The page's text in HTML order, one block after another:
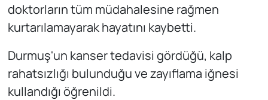
doktorların tüm müdahalesine rağmen
kurtarılamayarak hayatını kaybetti.
Durmuş'un kanser tedavisi gördüğü, kalp
rahatsızlığı bulunduğu ve zayıflama iğnesi
kullandığı öğrenildi.